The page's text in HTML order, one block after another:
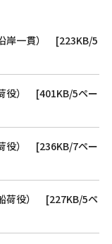
岸一貫） [223KB/5
役） [401KB/5ペー
役） [236KB/7ペー
荷役） [227KB/5ペ